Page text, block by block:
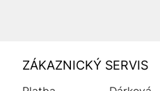
HUMANIC
Zápatí
ZÁKAZNICKÝ SERVIS